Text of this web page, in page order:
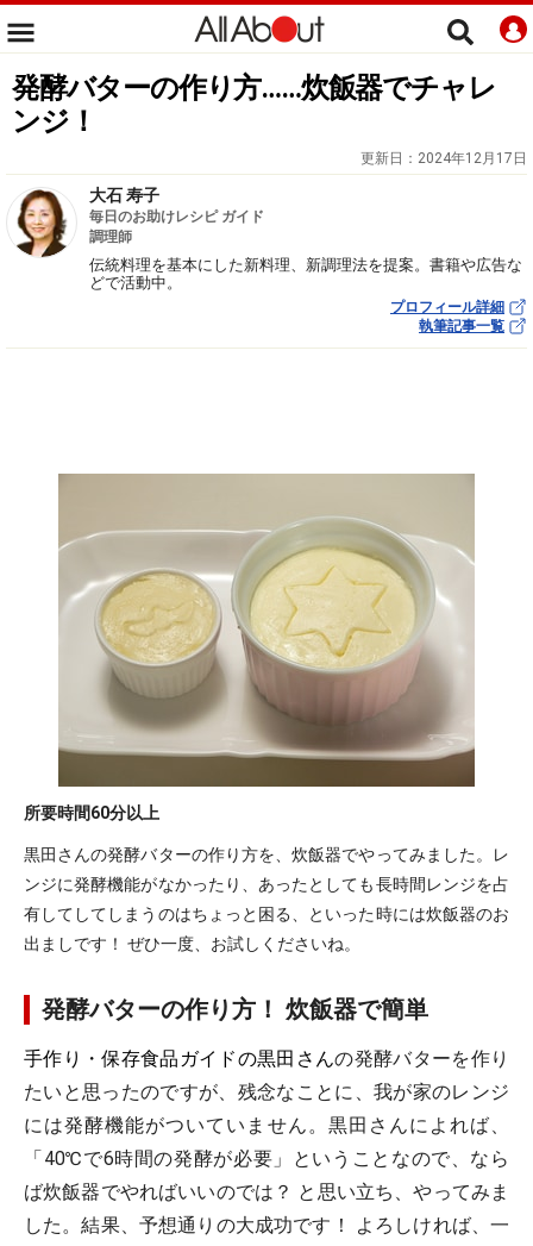
発酵バターの作り方……炊飯器でチャレ
ンジ！
更新日： 2024年12月17日
大石 寿子
毎日のお助けレシピ ガイド
調理師
伝統料理を基本にした新料理、新調理法を提案。書籍や広告な
どで活動中。
プロフィール詳細
執筆記事一覧
所要時間60分以上
黒田さんの発酵バターの作り方を、炊飯器でやってみました。レ
ンジに発酵機能がなかったり、あったとしても長時間レンジを占
有してしてしまうのはちょっと困る、といった時には炊飯器のお
出ましです！ ぜひ一度、お試しくださいね。
発酵バターの作り方！ 炊飯器で簡単
手作り・保存食品ガイドの黒田さんの発酵バターを作り
たいと思ったのですが、残念なことに、我が家のレンジ
には発酵機能がついていません。黒田さんによれば、
「40℃で6時間の発酵が必要」ということなので、なら
ば炊飯器でやればいいのでは？ と思い立ち、やってみま
した。結果、予想通りの大成功です！ よろしければ、一